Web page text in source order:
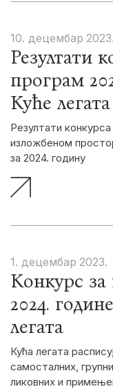
10. децембар 2023.
Резултати
програм
Куће легата
Резултати
изложбеном
за 2024. годину
1. децембар 2023.
Конкурс за
2024.
легата
Кућа легата
самосталних,
ликовних и